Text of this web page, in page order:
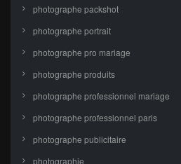
photographe packshot
photographe portrait
photographe pro mariage
photographe produits
photographe professionnel mariage
photographe professionnel paris
photographe publicitaire
photographie